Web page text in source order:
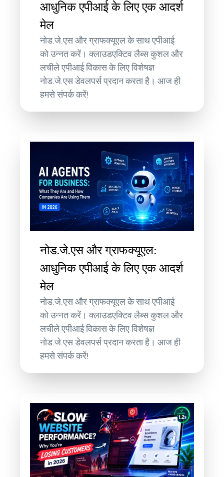
आधुनिक एपीआई के लिए एक आदर्श
मेल
नोड.जे.एस और ग्राफक्यूएल के साथ एपीआई
को उन्नत करें। क्लाउडएक्टिव लैब्स कुशल और
लचीले एपीआई विकास के लिए विशेषज्ञ
नोड.जे.एस डेवलपर्स प्रदान करता है। आज ही
हमसे संपर्क करें!
नोड.जे.एस और ग्राफक्यूएल:
आधुनिक एपीआई के लिए एक आदर्श
मेल
नोड.जे.एस और ग्राफक्यूएल के साथ एपीआई
को उन्नत करें। क्लाउडएक्टिव लैब्स कुशल और
लचीले एपीआई विकास के लिए विशेषज्ञ
नोड.जे.एस डेवलपर्स प्रदान करता है। आज ही
हमसे संपर्क करें!